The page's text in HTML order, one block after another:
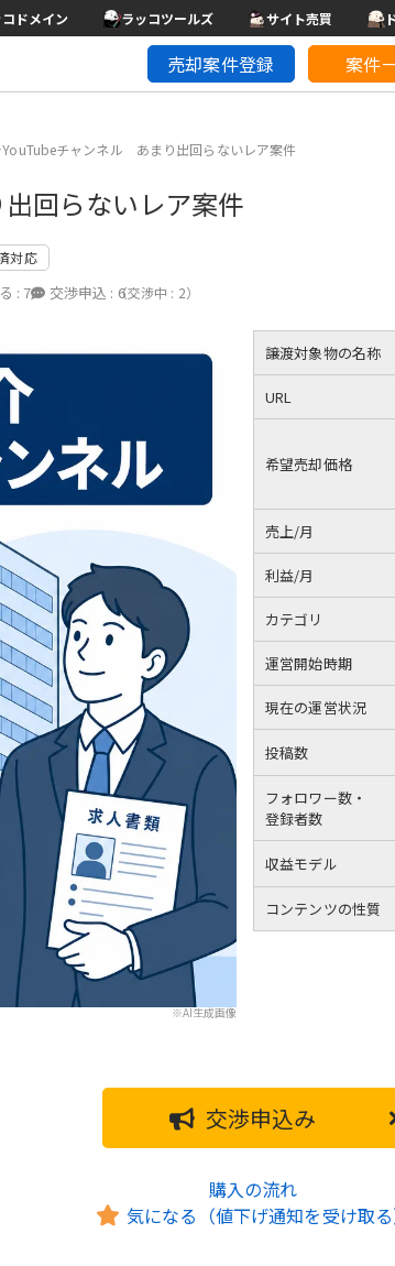
ドメイン ラッコツールズ サイト売買
売却案件登録 案件
YouTubeチャンネル あまり出回らないレア案件
回らないレア案件
対応
: 7 交渉申込 : 6
（交渉中 : 2）
※AI生成画像
譲渡対象物の名称
URL
希望売却価格
売上/月
利益/月
カテゴリ
運営開始時期
現在の運営状況
投稿数
フォロワー数・
登録者数
収益モデル
コンテンツの性質
交渉申込み
購入の流れ
気になる（値下げ通知を受け取る